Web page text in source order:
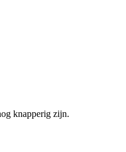
knapperig zijn.